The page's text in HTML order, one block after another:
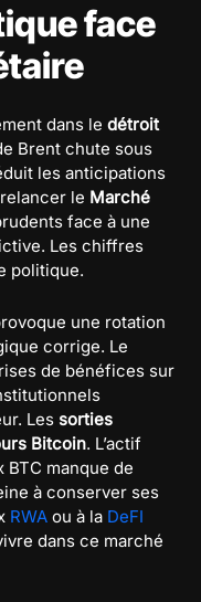
face
dans le détroit
Brent chute sous
les anticipations
le Marché
face à une
Les chiffres
politique.
une rotation
corrige. Le
de bénéfices sur
Les sorties
Bitcoin. L’actif
BTC manque de
à conserver ses
RWA ou à la DeFI
dans ce marché